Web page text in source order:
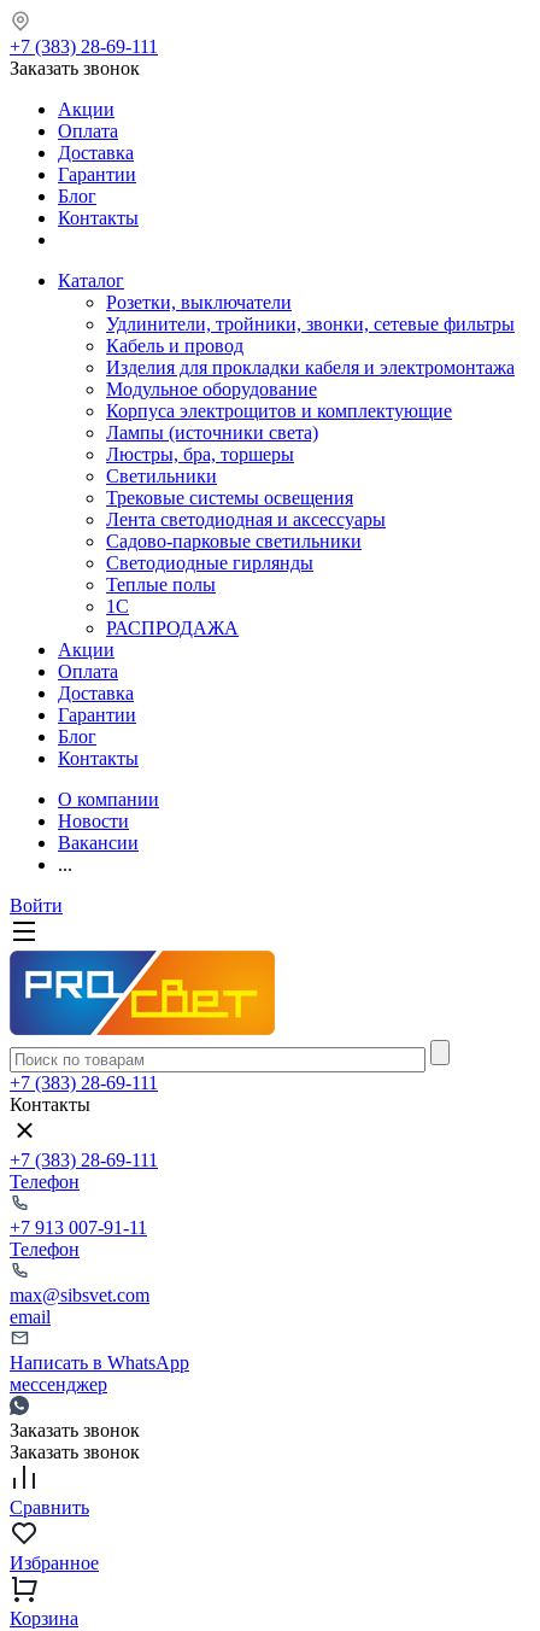
+7 (383) 28-69-111
Заказать звонок
Акции
Оплата
Доставка
Гарантии
Блог
Контакты
Каталог
Розетки, выключатели
Удлинители, тройники, звонки, сетевые фильтры
Кабель и провод
Изделия для прокладки кабеля и электромонтажа
Модульное оборудование
Корпуса электрощитов и комплектующие
Лампы (источники света)
Люстры, бра, торшеры
Светильники
Трековые системы освещения
Лента светодиодная и аксессуары
Садово-парковые светильники
Светодиодные гирлянды
Теплые полы
1С
РАСПРОДАЖА
Акции
Оплата
Доставка
Гарантии
Блог
Контакты
О компании
Новости
Вакансии
...
Войти
+7 (383) 28-69-111
Контакты
+7 (383) 28-69-111
Телефон
+7 913 007-91-11
Телефон
max@sibsvet.com
email
Написать в WhatsApp
мессенджер
Заказать звонок
Заказать звонок
Сравнить
Избранное
Корзина